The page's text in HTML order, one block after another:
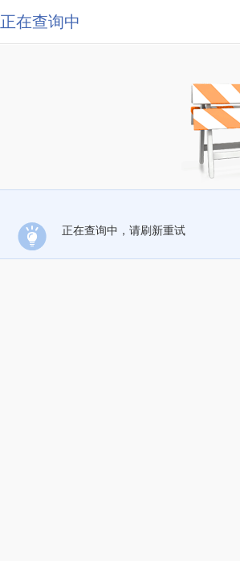
正在查询中
正在查询中，请刷新重试